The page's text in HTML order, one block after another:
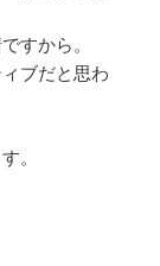
すから。
ブだと思わ
。